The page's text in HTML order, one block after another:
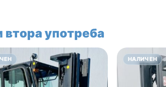
втора употреба
НАЛИЧЕН